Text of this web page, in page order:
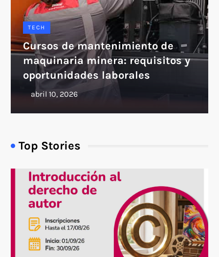
TECH
Cursos de mantenimiento de
maquinaria minera: requisitos y
oportunidades laborales
Top Stories